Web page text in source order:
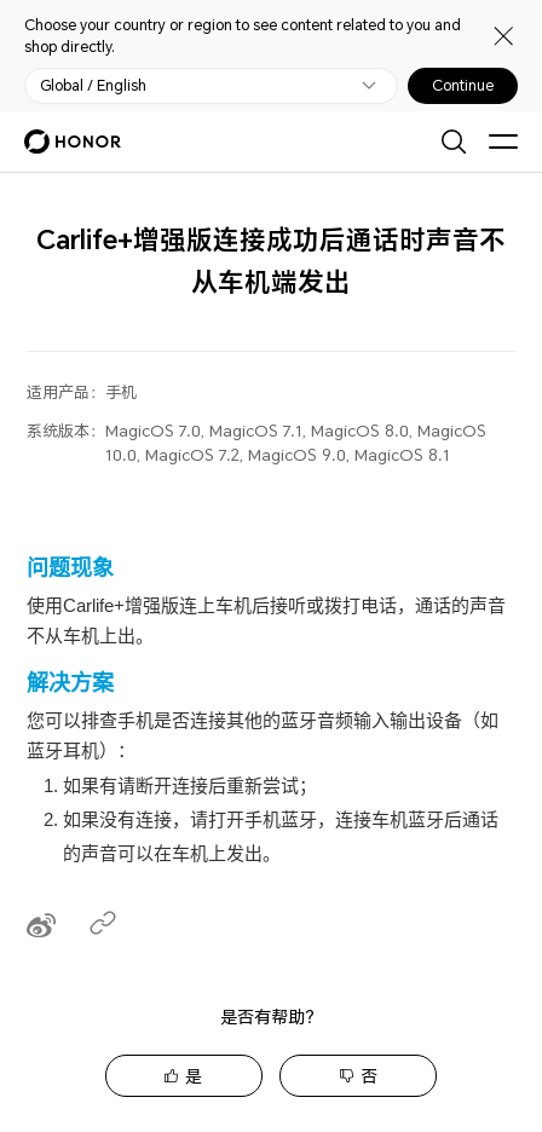
Choose your country or region to see content related to you and
shop directly.
Global / English Continue
Carlife+增强版连接成功后通话时声音不
从车机端发出
适用产品： 手机
系统版本：MagicOS 7.0, MagicOS 7.1, MagicOS 8.0, MagicOS
10.0, MagicOS 7.2, MagicOS 9.0, MagicOS 8.1
问题现象
使用Carlife+增强版连上车机后接听或拨打电话，通话的声音
不从车机上出。
解决方案
您可以排查手机是否连接其他的蓝牙音频输入输出设备（如
蓝牙耳机）：
如果有请断开连接后重新尝试；
如果没有连接，请打开手机蓝牙，连接车机蓝牙后通话
的声音可以在车机上发出。
是否有帮助？
是 否